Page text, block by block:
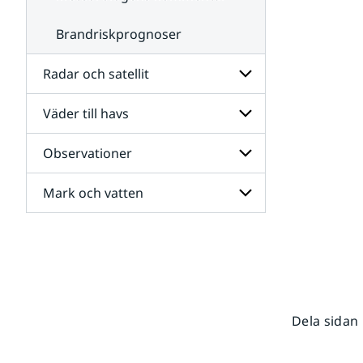
Brandriskprognoser
Radar och satellit
Undersidor
för
Radar
och
satellit
Väder till havs
Undersidor
för
Väder
till
havs
Observationer
Undersidor
för
Mark och vatten
Dela sidan